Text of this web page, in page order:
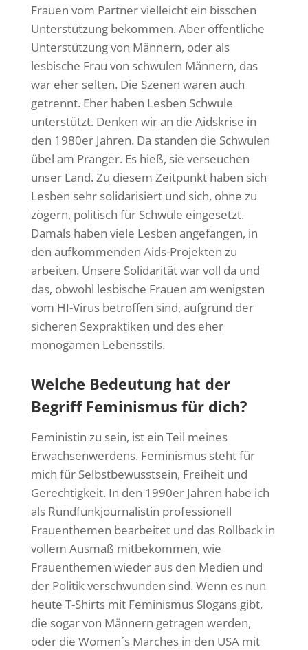
Frauen vom Partner vielleicht ein bisschen
Unterstützung bekommen. Aber öffentliche
Unterstützung von Männern, oder als
lesbische Frau von schwulen Männern, das
war eher selten. Die Szenen waren auch
getrennt. Eher haben Lesben Schwule
unterstützt. Denken wir an die Aidskrise in
den 1980er Jahren. Da standen die Schwulen
übel am Pranger. Es hieß, sie verseuchen
unser Land. Zu diesem Zeitpunkt haben sich
Lesben sehr solidarisiert und sich, ohne zu
zögern, politisch für Schwule eingesetzt.
Damals haben viele Lesben angefangen, in
den aufkommenden Aids-Projekten zu
arbeiten. Unsere Solidarität war voll da und
das, obwohl lesbische Frauen am wenigsten
vom HI-Virus betroffen sind, aufgrund der
sicheren Sexpraktiken und des eher
monogamen Lebensstils.
Welche Bedeutung hat der
Begriff Feminismus für dich?
Feministin zu sein, ist ein Teil meines
Erwachsenwerdens. Feminismus steht für
mich für Selbstbewusstsein, Freiheit und
Gerechtigkeit. In den 1990er Jahren habe ich
als Rundfunkjournalistin professionell
Frauenthemen bearbeitet und das Rollback in
vollem Ausmaß mitbekommen, wie
Frauenthemen wieder aus den Medien und
der Politik verschwunden sind. Wenn es nun
heute T-Shirts mit Feminismus Slogans gibt,
die sogar von Männern getragen werden,
oder die Women´s Marches in den USA mit